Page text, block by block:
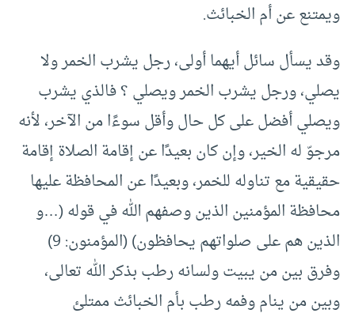
ويمتنع عن أم الخبائث.
وقد يسأل سائل أيهما أولى، رجل يشرب الخمر ولا
يصلي، ورجل يشرب الخمر ويصلي ؟ فالذي يشرب
ويصلي أفضل على كل حال وأقل سوءًا من الآخر، لأنه
مرجوّ له الخير، وإن كان بعيدًا عن إقامة الصلاة إقامة
حقيقية مع تناوله للخمر، وبعيدًا عن المحافظة عليها
محافظة المؤمنين الذين وصفهم الله في قوله (…و
الذين هم على صلواتهم يحافظون) (المؤمنون: 9)
وفرق بين من يبيت ولسانه رطب بذكر الله تعالى،
وبين من ينام وفمه رطب بأم الخبائث ممتلئ